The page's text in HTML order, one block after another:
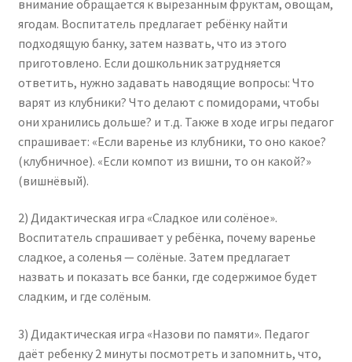
внимание обращается к вырезанным фруктам, овощам,
ягодам. Воспитатель предлагает ребёнку найти
подходящую банку, затем назвать, что из этого
приготовлено. Если дошкольник затрудняется
ответить, нужно задавать наводящие вопросы: Что
варят из клубники? Что делают с помидорами, чтобы
они хранились дольше? и т.д. Также в ходе игры педагог
спрашивает: «Если варенье из клубники, то оно какое?
(клубничное). «Если компот из вишни, то он какой?»
(вишнёвый).
2) Дидактическая игра «Сладкое или солёное».
Воспитатель спрашивает у ребёнка, почему варенье
сладкое, а соленья — солёные. Затем предлагает
назвать и показать все банки, где содержимое будет
сладким, и где солёным.
3) Дидактическая игра «Назови по памяти». Педагог
даёт ребенку 2 минуты посмотреть и запомнить, что,